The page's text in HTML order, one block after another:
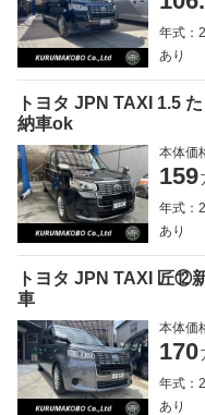
年式：
あり
トヨタ JPN TAXI 1.5
納車ok
本体価
159
年式：
あり
トヨタ JPN TAXI 匠⑫
車
本体価
170
年式：
あり